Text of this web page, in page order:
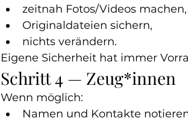
zeitnah Fotos/Videos machen,
Originaldateien sichern,
nichts verändern.
Eigene Sicherheit hat immer
Schritt 4 — Zeug*innen
Wenn möglich:
Namen und Kontakte